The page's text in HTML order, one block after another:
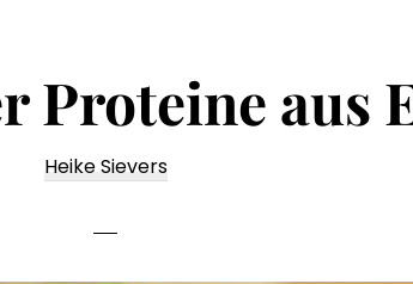
Proteine aus
Heike Sievers